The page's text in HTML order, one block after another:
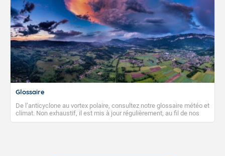
Glossaire
De l’anticyclone au vortex polaire, consultez notre glossaire météo et
climat. Non exhaustif, il est mis à jour régulièrement, au fil de nos
publications. Vous y trouverez également des liens utiles vers nos